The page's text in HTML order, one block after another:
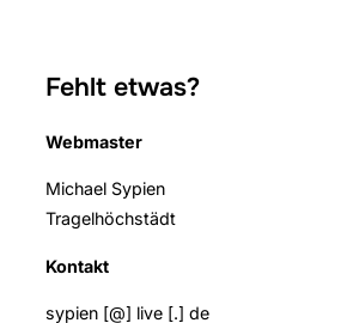
Fehlt etwas?
Webmaster
Michael Sypien
Tragelhöchstädt
Kontakt
sypien [@] live [.] de